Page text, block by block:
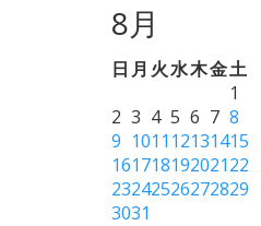
8月
日 月 火水木金土
1
2 3 4 5 6 7 8
9 1011 12131415
16171819202122
23242526272829
3031